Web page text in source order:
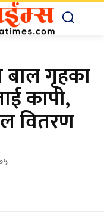
बाल गृहका
कापी,
वितरण